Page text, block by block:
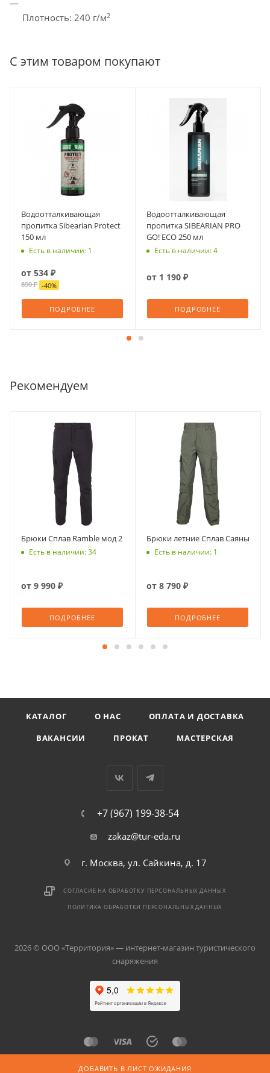
ДОБАВИТЬ В ЛИСТ ОЖИДАНИЯ
Плотность: 240 г/м2
С этим товаром покупают
Водоотталкивающая
пропитка Sibearian Protect
150 мл
Есть в наличии: 1
от 534 ₽
890 ₽ -40%
ПОДРОБНЕЕ
Водоотталкивающая
пропитка SIBEARIAN PRO
GO! ECO 250 мл
Есть в наличии: 4
от 1 190 ₽
ПОДРОБНЕЕ
Рекомендуем
Брюки Сплав Ramble мод 2
Есть в наличии: 34
от 9 990 ₽
ПОДРОБНЕЕ
Брюки летние Сплав Саяны
Есть в наличии: 1
от 8 790 ₽
ПОДРОБНЕЕ
КАТАЛОГ О НАС
ОПЛАТА И ДОСТАВКА
ВАКАНСИИ
ПРОКАТ МАСТЕРСКАЯ
+7 (967) 199-38-54
zakaz@tur-eda.ru
г. Москва, ул. Сайкина, д. 17
СОГЛАСИЕ НА ОБРАБОТКУ ПЕРСОНАЛЬНЫХ ДАННЫХ
ПОЛИТИКА ОБРАБОТКИ ПЕРСОНАЛЬНЫХ ДАННЫХ
2026 © ООО «Территория» — интернет-магазин туристического
снаряжения